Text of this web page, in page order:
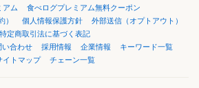
アム
食べログプレミアム無料クーポン
）
個人情報保護方針
外部送信（オプトアウト）
特定商取引法に基づく表記
い合わせ 採用情報 企業情報
キーワード一覧
イトマップ
チェーン一覧